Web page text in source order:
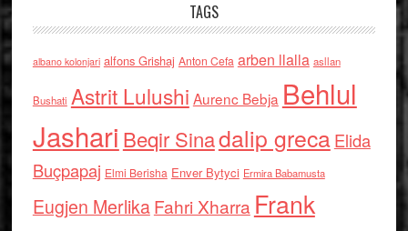
TAGS
albano kolonjari alfons Grishaj Anton Cefa arben llalla asllan
Bushati Astrit Lulushi Aurenc Bebja Behlul
Jashari Beqir Sinadalip grecaElida
Buçpapaj Elmi Berisha Enver Bytyci Ermira Babamusta
Eugjen MerlikaFahri Xharra Frank